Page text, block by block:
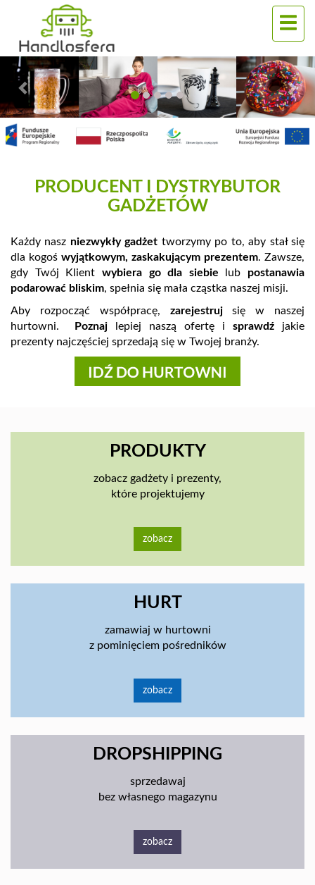
Poprzedni
PRODUCENT I DYSTRYBUTOR
GADŻETÓW
Każdy nasz niezwykły gadżet tworzymy po to, aby stał się
dla kogoś wyjątkowym, zaskakującym prezentem. Zawsze,
gdy Twój Klient wybiera go dla siebie lub postanawia
podarować bliskim, spełnia się mała cząstka naszej misji.
Aby rozpocząć współpracę,
zarejestrujsię w naszej
hurtowni.
Poznaj lepiej naszą ofertę i sprawdź jakie
prezenty najczęściej sprzedają się w Twojej branży.
PRODUKTY
zobacz gadżety i prezenty,
które projektujemy
zobacz
HURT
zamawiaj w hurtowni
z pominięciem pośredników
zobacz
DROPSHIPPING
sprzedawaj
bez własnego magazynu
zobacz